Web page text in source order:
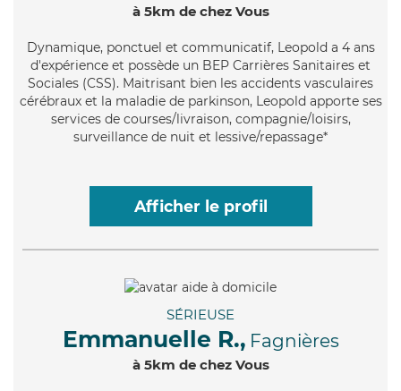
à 5km de chez Vous
Dynamique, ponctuel et communicatif, Leopold a 4 ans
d'expérience et possède un BEP Carrières Sanitaires et
Sociales (CSS). Maitrisant bien les accidents vasculaires
cérébraux et la maladie de parkinson, Leopold apporte ses
services de courses/livraison, compagnie/loisirs,
surveillance de nuit et lessive/repassage*
Afficher le profil
SÉRIEUSE
Emmanuelle R., Fagnières
à 5km de chez Vous